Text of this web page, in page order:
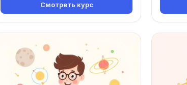
Смотреть курс